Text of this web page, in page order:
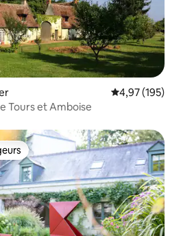
Évaluation
4,97 (195)
Tours et Amboise
les plus appréciés